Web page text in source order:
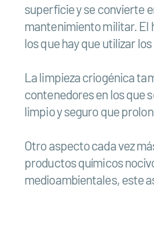
superficie y se convierte
mantenimiento militar. El
los que hay que utilizar
La limpieza criogénica
contenedores en los que
limpio y seguro que
Otro aspecto cada vez
productos químicos
medioambientales, este